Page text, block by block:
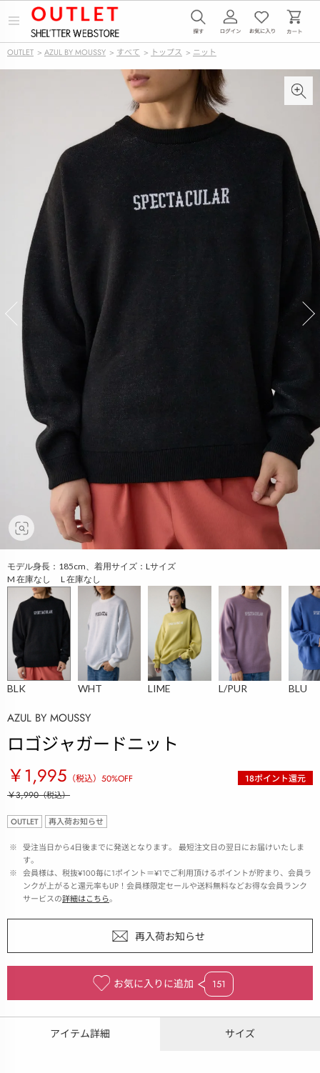
メ
ー
を
OUTLET > AZUL BY MOUSSY > すべて > トップス > ニット
モデル身長：185cm、着用サイズ：Lサイズ
M 在庫なし L 在庫なし
BLK WHT LIME L/PUR BLU
AZUL BY MOUSSY
ロゴジャガードニット
￥1,995 （税込） 50%OFF 18ポイント還元
￥3,990（税込）
OUTLET 再入荷お知らせ
※ 受注当日から4日後までに発送となります。 最短注文日の翌日にお届けいたしま
す。
※ 会員様は、税抜¥100毎に1ポイント＝¥1でご利用頂けるポイントが貯まり、会員ラ
ンクが上がると還元率もUP！会員様限定セールや送料無料などお得な会員ランク
サービスの詳細はこちら。
お気に入りに追加 151
アイテム詳細 サイズ